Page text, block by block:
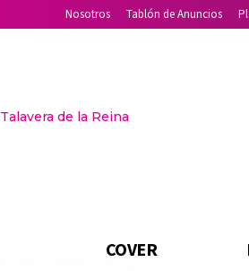
Nosotros Tablón de Anuncios
Talavera de la Reina
COVER